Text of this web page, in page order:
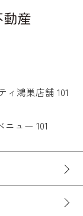
ィ鴻巣店舗 101
ュー 101